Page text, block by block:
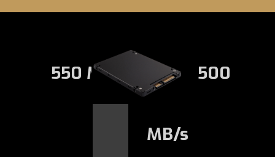
550 MB/s 500
MB/s